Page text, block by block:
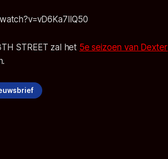
STREET zal het 5e seizoen van Dexter